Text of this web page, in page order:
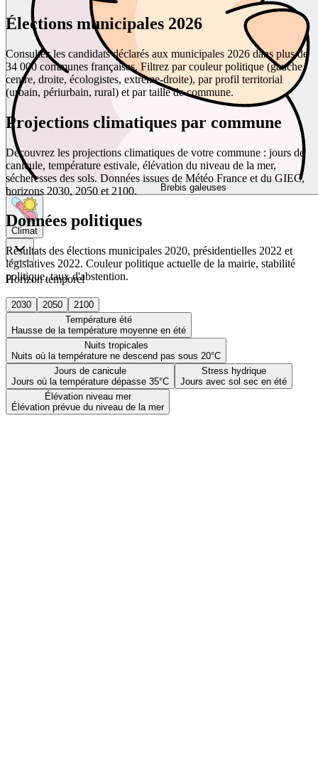
Brebis galeuses
Climat
Horizon temporel
2030 2050
2100
Température été
Hausse de la température moyenne en été
Nuits tropicales
Nuits où la température ne descend pas sous 20°C
Jours de canicule
Jours où la température dépasse 35°C
Stress hydrique
Jours avec sol sec en été
Élévation niveau mer
Élévation prévue du niveau de la mer
Élections municipales 2026
Consultez les candidats déclarés aux municipales 2026 dans plus de
34 000 communes françaises. Filtrez par couleur politique (gauche,
centre, droite, écologistes, extrême-droite), par profil territorial
(urbain, périurbain, rural) et par taille de commune.
Projections climatiques par commune
Découvrez les projections climatiques de votre commune : jours de
canicule, température estivale, élévation du niveau de la mer,
sécheresses des sols. Données issues de Météo France et du GIEC,
horizons 2030, 2050 et 2100.
Données politiques
Résultats des élections municipales 2020, présidentielles 2022 et
législatives 2022. Couleur politique actuelle de la mairie, stabilité
politique, taux d'abstention.